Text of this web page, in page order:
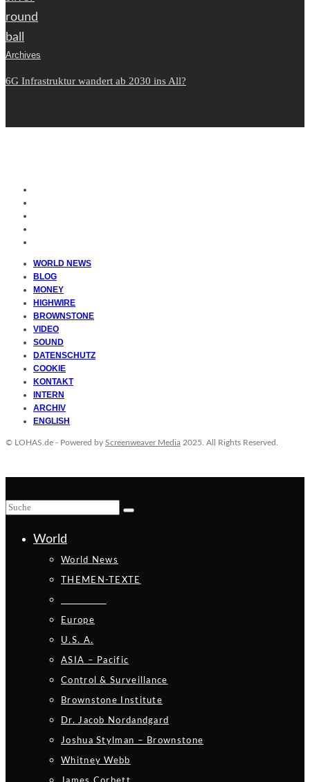
Archives
6G Infrastruktur wandert ab 2030 ins All?
WORLD NEWS
BLOG
MONEY
HIGHWIRE
BROWNSTONE
VIDEO
SOUND
DATENSCHUTZ
COOKIE
KONTAKT
INTERN
ARCHIV
ENGLISH
© LOHAS.de - Powered by Screenweaver Media 2025. All Rights Reserved.
World
World News
THEMEN-TEXTE
Europe
U.S. A.
ASIA – Pacific
Control & Surveillance
Brownstone Institute
Dr. Jacob Nordandgard
Joshua Stylman – Brownstone
Whitney Webb